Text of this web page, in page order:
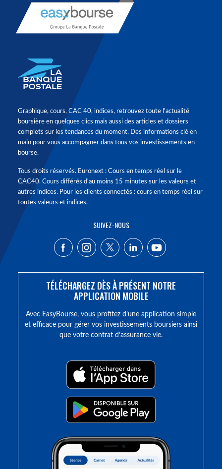
Graphique, cours, CAC 40, indices, retrouvez toute l'actualité
boursière en quelques clics mais aussi des articles et dossiers
complets sur les tendances du moment. Des informations clé en
main pour vous accompagner dans tous vos investissements en
bourse.
Tous droits réservés. Euronext : Cours en temps réel sur le
CAC40. Cours différés d'au moins 15 minutes sur les valeurs et
autres indices. Pour les clients connectés : cours en temps réel sur
toutes valeurs et indices.
SUIVEZ-NOUS
TÉLÉCHARGEZ DÈS À PRÉSENT NOTRE
APPLICATION MOBILE
Avec EasyBourse, vous profitez d’une application simple
et efficace pour gérer vos investissements boursiers ainsi
que votre contrat d’assurance vie.